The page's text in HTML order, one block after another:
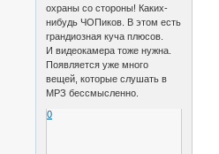
охраны со стороны! Каких-
нибудь ЧОПиков. В этом есть
грандиозная куча плюсов.
И видеокамера тоже нужна.
Появляется уже много
вещей, которые слушать в
МРЗ бессмысленно.
0